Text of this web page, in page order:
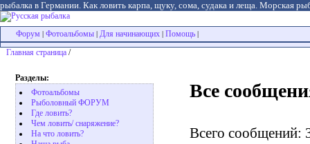
рыбалка в Германии. Как ловить карпа, щуку, сома, судака и леща. Морская
Форум Фотоальбомы Для начинающих Помощь
Главная страница /
Разделы:
Фотоальбомы
Рыболовный ФОРУМ
Где ловить?
Чем ловить/ снаряжение?
На что ловить?
Все
Всего сообщений: